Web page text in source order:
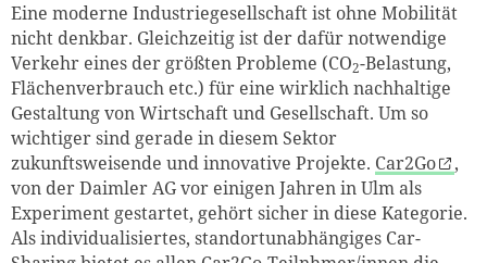
Eine moderne Industriegesellschaft ist ohne Mobilität
nicht denkbar. Gleichzeitig ist der dafür notwendige
Verkehr eines der größten Probleme (CO2-Belastung,
Flächenverbrauch etc.) für eine wirklich nachhaltige
Gestaltung von Wirtschaft und Gesellschaft. Um so
wichtiger sind gerade in diesem Sektor
zukunftsweisende und innovative Projekte. Car2Go
,
von der Daimler AG vor einigen Jahren in Ulm als
Experiment gestartet, gehört sicher in diese Kategorie.
Als individualisiertes, standortunabhängiges Car-